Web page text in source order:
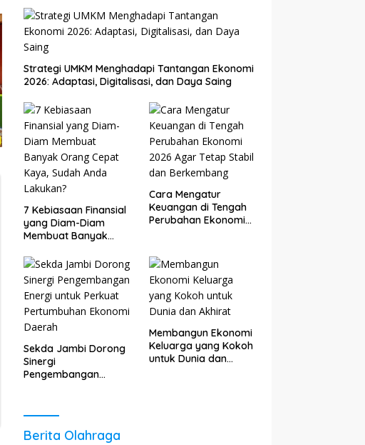
Strategi UMKM Menghadapi Tantangan Ekonomi
2026: Adaptasi, Digitalisasi, dan Daya Saing
7 Kebiasaan Finansial
yang Diam-Diam
Membuat Banyak
Sudah Anda Lakukan?
Cara Mengatur
Keuangan di Tengah
Perubahan Ekonomi
Berkembang
Sekda Jambi Dorong
Sinergi
Pengembangan
Ekonomi Daerah
Membangun Ekonomi
Keluarga yang Kokoh
untuk Dunia dan
Berita Olahraga